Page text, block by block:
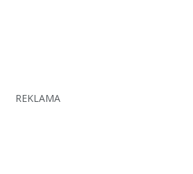
REKLAMA